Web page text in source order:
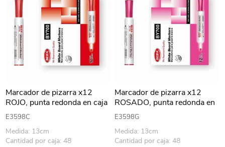
Marcador de pizarra x12
ROJO, punta redonda en caja
BEIFA
E3598C
Medida: 13cm
Cantidad por caja: 48
Marcador de pizarra x12
ROSADO, punta redonda en
caja BEIFA
E3598G
Medida: 13cm
Cantidad por caja: 48